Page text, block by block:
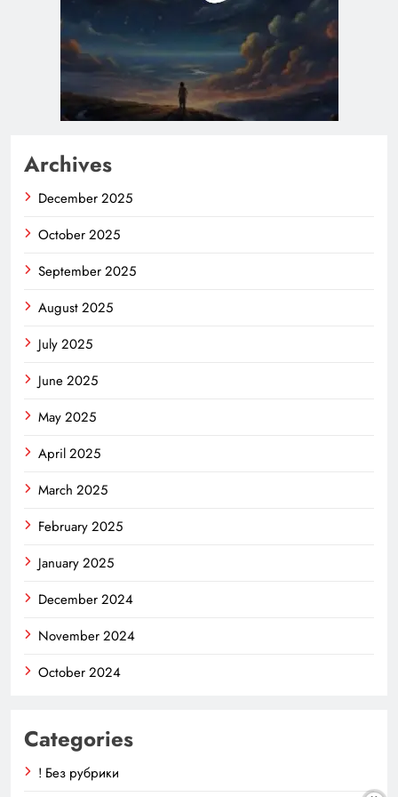
Archives
December 2025
October 2025
September 2025
August 2025
July 2025
June 2025
May 2025
April 2025
March 2025
February 2025
January 2025
December 2024
November 2024
October 2024
Categories
! Без рубрики